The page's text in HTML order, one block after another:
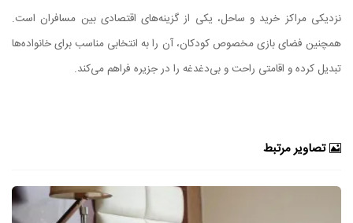
نزدیکی مراکز خرید و ساحل، یکی از گزینه‌های اقتصادی بین مسافران است.
همچنین فضای بازی مخصوص کودکان، آن را به انتخابی مناسب برای خانواده‌ها
تبدیل کرده و اقامتی راحت و بی‌دغدغه را در جزیره فراهم می‌کند.
تصاویر مرتبط